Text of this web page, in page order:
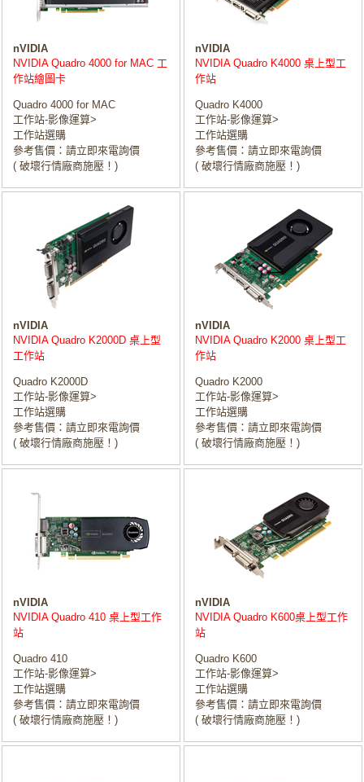
nVIDIA
NVIDIA Quadro 4000 for MAC 工
作站繪圖卡
Quadro 4000 for MAC
工作站-影像運算>
工作站選購
參考售價：請立即來電詢價
( 破壞行情廠商施壓！)
nVIDIA
NVIDIA Quadro K4000 桌上型工
作站
Quadro K4000
工作站-影像運算>
工作站選購
參考售價：請立即來電詢價
( 破壞行情廠商施壓！)
nVIDIA
NVIDIA Quadro K2000D 桌上型
工作站
Quadro K2000D
工作站-影像運算>
工作站選購
參考售價：請立即來電詢價
( 破壞行情廠商施壓！)
nVIDIA
NVIDIA Quadro K2000 桌上型工
作站
Quadro K2000
工作站-影像運算>
工作站選購
參考售價：請立即來電詢價
( 破壞行情廠商施壓！)
nVIDIA
NVIDIA Quadro 410 桌上型工作
站
Quadro 410
工作站-影像運算>
工作站選購
參考售價：請立即來電詢價
( 破壞行情廠商施壓！)
nVIDIA
NVIDIA Quadro K600桌上型工作
站
Quadro K600
工作站-影像運算>
工作站選購
參考售價：請立即來電詢價
( 破壞行情廠商施壓！)